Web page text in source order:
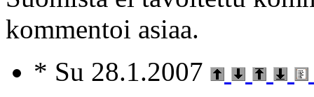
kommentoi asiaa.
* Su 28.1.2007